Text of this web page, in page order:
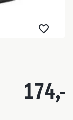
174,-